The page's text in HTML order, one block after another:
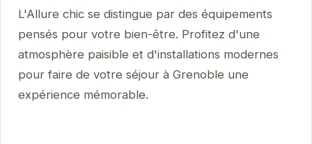
L'Allure chic se distingue par des équipements
pensés pour votre bien-être. Profitez d'une
atmosphère paisible et d'installations modernes
pour faire de votre séjour à Grenoble une
expérience mémorable.